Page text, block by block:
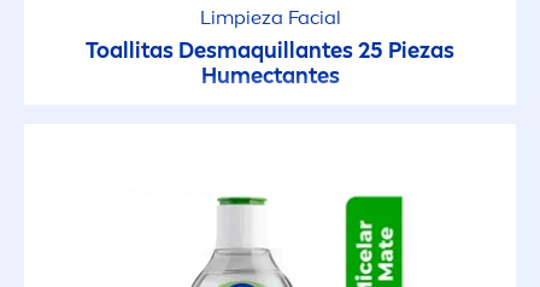
Limpieza Facial
Toallitas Desmaquillantes 25 Piezas
Humectantes